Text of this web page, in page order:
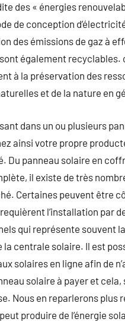
des « énergies
de conception
des émissions de gaz à
également recyclables.
à la préservation des
et de la nature en
dans un ou plusieurs
ainsi votre propre
Du panneau solaire en
il existe de très
Certaines peuvent être
l’installation par
qui représente souvent
la centrale solaire. Il est
solaires en ligne afin de
solaire à payer et cela,
Nous en reparlerons plus
produire de l’énergie